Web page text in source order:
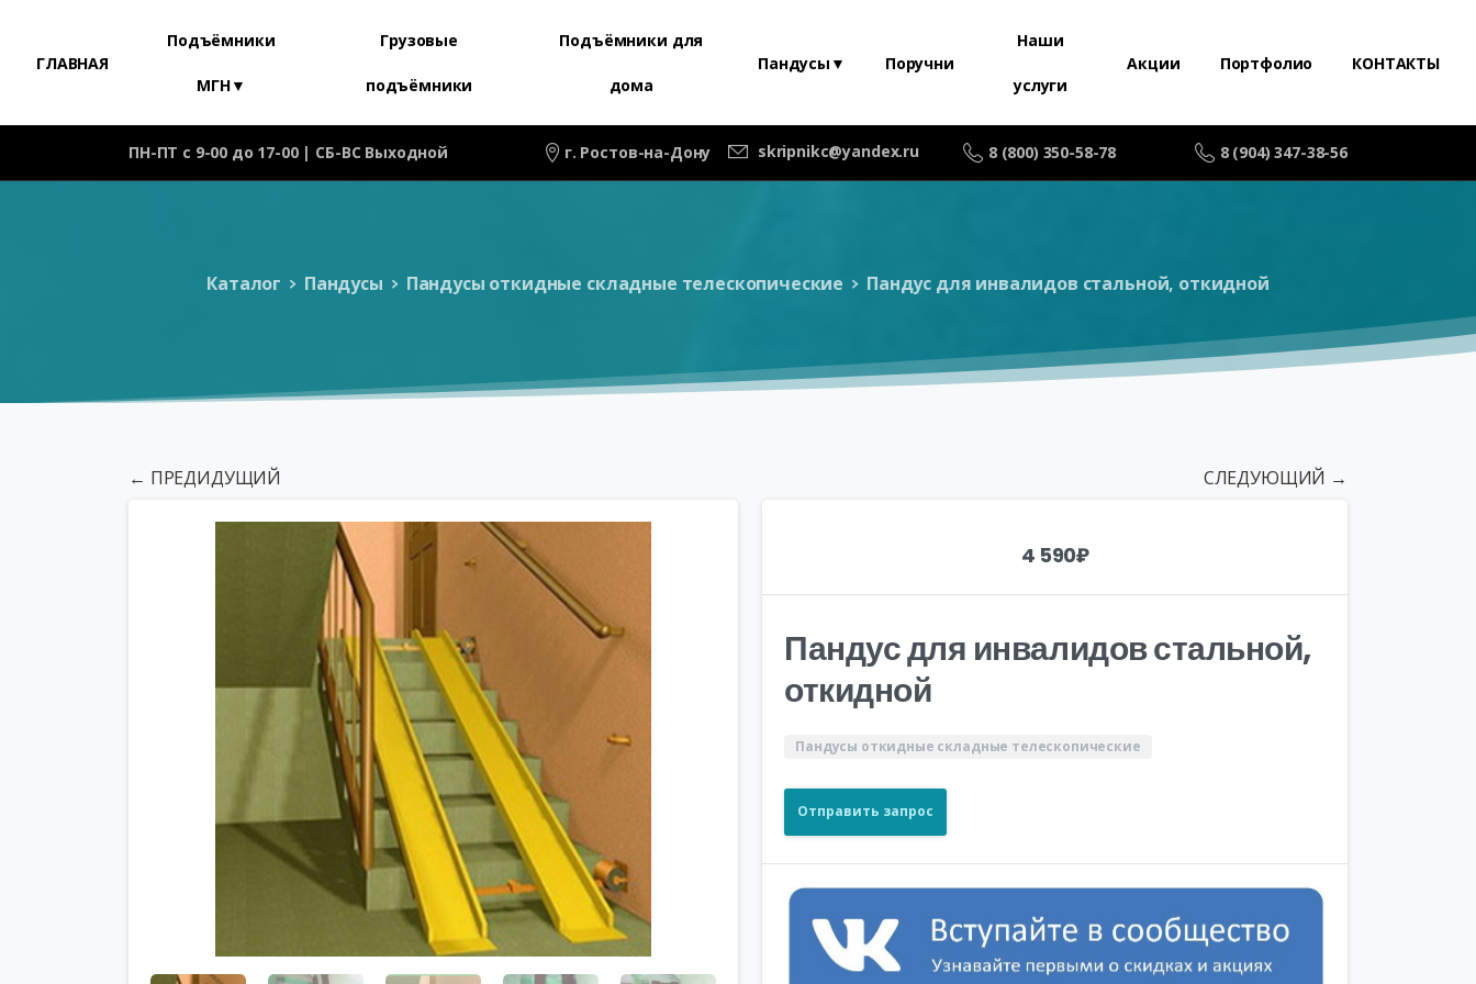
ГЛАВНАЯ
Подъёмники
МГН▼
Грузовые
подъёмники
Подъёмники для
дома
Пандусы▼ Поручни
Наши
услуги
Акции Портфолио КОНТАКТЫ
ПН-ПТ с 9-00 до 17-00 | СБ-ВС Выходной г. Ростов-на-Дону skripnikc@yandex.ru 8 (800) 350-58-78 8 (904) 347-38-56
Каталог Пандусы Пандусы откидные складные телескопические Пандус для инвалидов стальной, откидной
← ПРЕДИДУЩИЙ СЛЕДУЮЩИЙ →
4 590₽
Пандус для инвалидов стальной,
откидной
Пандусы откидные складные телескопические
Отправить запрос